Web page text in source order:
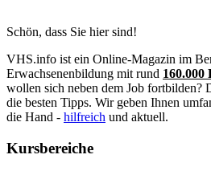
Schön, dass Sie hier sind!
VHS.info ist ein Online-Magazin im
Erwachsenenbildung mit rund 160.000
wollen sich neben dem Job fortbilden?
die besten Tipps. Wir geben Ihnen
die Hand - hilfreich und aktuell.
Kursbereiche